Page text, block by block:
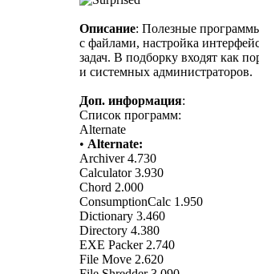
Описание: Полезные
с файлами, настройка
задач. В подборку входят как
и системных администраторов.
Доп. информация:
Список программ:
Alternate
• Alternate:
Archiver 4.730
Calculator 3.930
Chord 2.000
ConsumptionCalc 1.950
Dictionary 3.460
Directory 4.380
EXE Packer 2.740
File Move 2.620